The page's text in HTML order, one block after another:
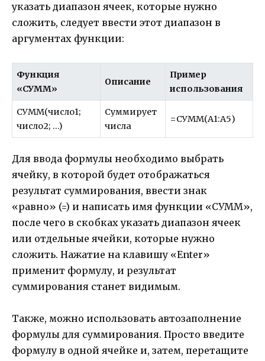
указать диапазон ячеек, которые нужно
сложить, следует ввести этот диапазон в
аргументах функции:
Функция
«СУММ»
Описание
Пример
использования
СУММ(число1;
число2; …)
Суммирует
числа
=СУММ(A1:A5)
Для ввода формулы необходимо выбрать
ячейку, в которой будет отображаться
результат суммирования, ввести знак
«равно» (=) и написать имя функции «СУММ»,
после чего в скобках указать диапазон ячеек
или отдельные ячейки, которые нужно
сложить. Нажатие на клавишу «Enter»
применит формулу, и результат
суммирования станет видимым.
Также, можно использовать автозаполнение
формулы для суммирования. Просто введите
формулу в одной ячейке и, затем, перетащите